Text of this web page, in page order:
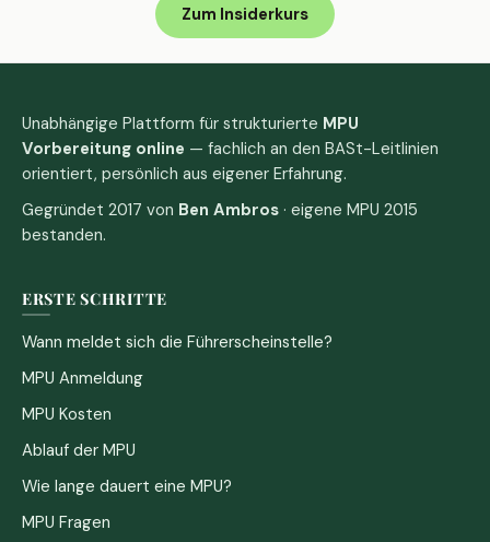
Zum Insiderkurs
Unabhängige Plattform für strukturierte MPU
Vorbereitung online — fachlich an den BASt-Leitlinien
orientiert, persönlich aus eigener Erfahrung.
Gegründet 2017 von Ben Ambros · eigene MPU 2015
bestanden.
ERSTE SCHRITTE
Wann meldet sich die Führerscheinstelle?
MPU Anmeldung
MPU Kosten
Ablauf der MPU
Wie lange dauert eine MPU?
MPU Fragen